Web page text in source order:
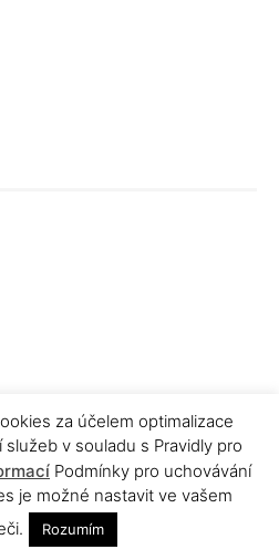
ON INSTAGRAM
za účelem optimalizace
v souladu s Pravidly pro
Podmínky pro uchovávání
je možné nastavit ve vašem
Rozumím